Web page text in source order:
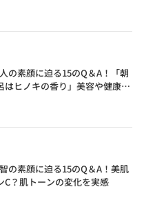
の素顔に迫る15のQ＆A！「朝
はヒノキの香り」美容や健康習
の素顔に迫る15のQ＆A！美肌
C？肌トーンの変化を実感